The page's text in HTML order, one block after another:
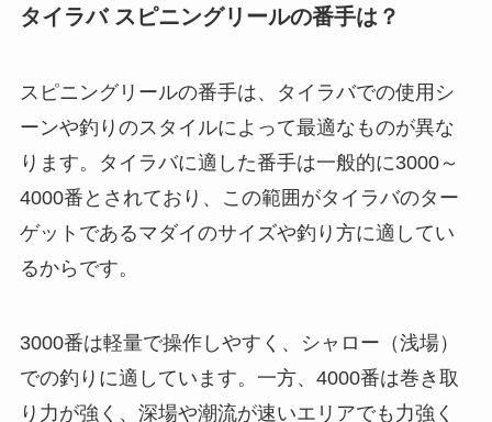
タイラバ スピニングロッドの魅力と特徴
概要
タイラバ スピニングリールの番手は？
4000番のメリット
代用ロッドは？
シマノ製品の魅力